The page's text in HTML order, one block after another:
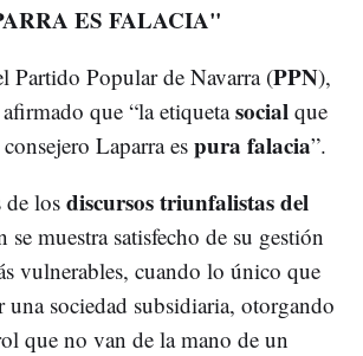
ES FALACIA"
Partido Popular de Navarra (PPN),
que “la etiquetasocial que
Laparra es pura falacia”.
de losdiscursos triunfalistas del
se muestra satisfecho de su gestión
vulnerables, cuando lo único que
una sociedad subsidiaria, otorgando
que no van de la mano de un